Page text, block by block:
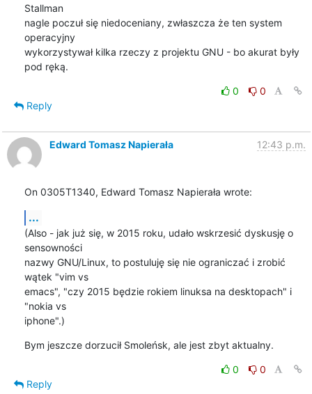
Stallman
nagle poczuł się niedoceniany, zwłaszcza że ten system
operacyjny
wykorzystywał kilka rzeczy z projektu GNU - bo akurat były
pod ręką.
0
0
Reply
Edward Tomasz Napierała 12:43 p.m.
On 0305T1340, Edward Tomasz Napierała wrote:
...
(Also - jak już się, w 2015 roku, udało wskrzesić dyskusję o
sensowności
nazwy GNU/Linux, to postuluję się nie ograniczać i zrobić
wątek "vim vs
emacs", "czy 2015 będzie rokiem linuksa na desktopach" i
"nokia vs
iphone".)
Bym jeszcze dorzucił Smoleńsk, ale jest zbyt aktualny.
0
0
Reply